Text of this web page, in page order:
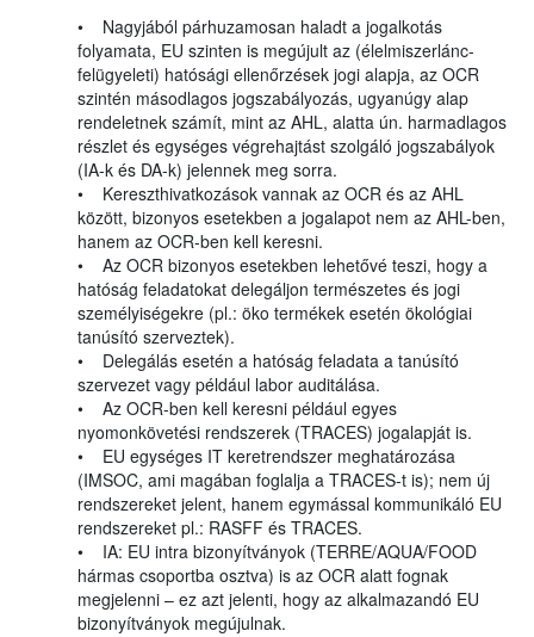
• Nagyjából párhuzamosan haladt a jogalkotás
folyamata, EU szinten is megújult az (élelmiszerlánc-
felügyeleti) hatósági ellenőrzések jogi alapja, az OCR
szintén másodlagos jogszabályozás, ugyanúgy alap
rendeletnek számít, mint az AHL, alatta ún. harmadlagos
részlet és egységes végrehajtást szolgáló jogszabályok
(IA-k és DA-k) jelennek meg sorra.
• Kereszthivatkozások vannak az OCR és az AHL
között, bizonyos esetekben a jogalapot nem az AHL-ben,
hanem az OCR-ben kell keresni.
• Az OCR bizonyos esetekben lehetővé teszi, hogy a
hatóság feladatokat delegáljon természetes és jogi
személyiségekre (pl.: öko termékek esetén ökológiai
tanúsító szerveztek).
• Delegálás esetén a hatóság feladata a tanúsító
szervezet vagy például labor auditálása.
• Az OCR-ben kell keresni például egyes
nyomonkövetési rendszerek (TRACES) jogalapját is.
• EU egységes IT keretrendszer meghatározása
(IMSOC, ami magában foglalja a TRACES-t is); nem új
rendszereket jelent, hanem egymással kommunikáló EU
rendszereket pl.: RASFF és TRACES.
• IA: EU intra bizonyítványok (TERRE/AQUA/FOOD
hármas csoportba osztva) is az OCR alatt fognak
megjelenni – ez azt jelenti, hogy az alkalmazandó EU
bizonyítványok megújulnak.